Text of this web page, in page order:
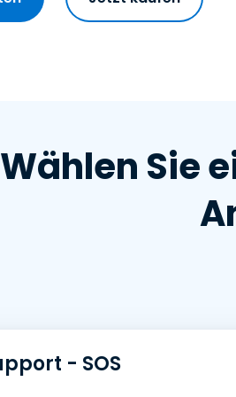
Wählen Sie
- SOS